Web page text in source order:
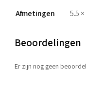
Afmetingen 5.5
Beoordelingen
Er zijn nog geen